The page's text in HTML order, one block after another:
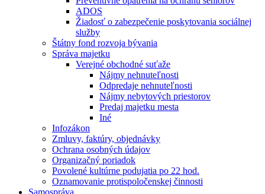
ADOS
Žiadosť o zabezpečenie poskytovania sociálnej
služby
Štátny fond rozvoja bývania
Správa majetku
Verejné obchodné suťaže
Nájmy nehnuteľnosti
Odpredaje nehnuteľnosti
Nájmy nebytových priestorov
Predaj majetku mesta
Iné
Infozákon
Zmluvy, faktúry, objednávky
Ochrana osobných údajov
Organizačný poriadok
Povolené kultúrne podujatia po 22 hod.
Oznamovanie protispoločenskej činnosti
Samospráva